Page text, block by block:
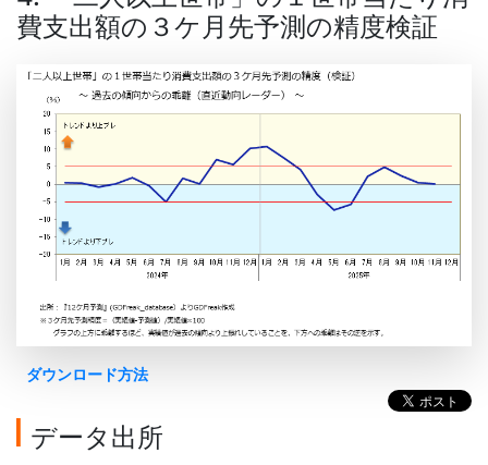
費支出額の３ケ月先予測の精度検証
ダウンロード方法
データ出所